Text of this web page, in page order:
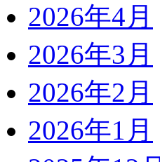
2026年4月
2026年3月
2026年2月
2026年1月